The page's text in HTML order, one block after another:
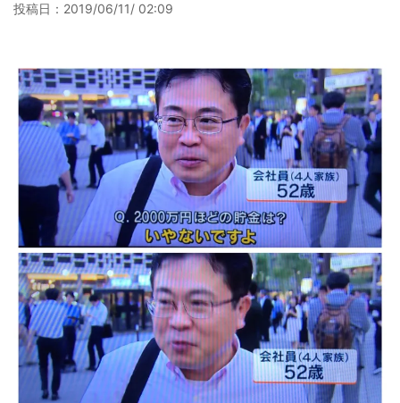
投稿日： 2019/06/11/ 02:09